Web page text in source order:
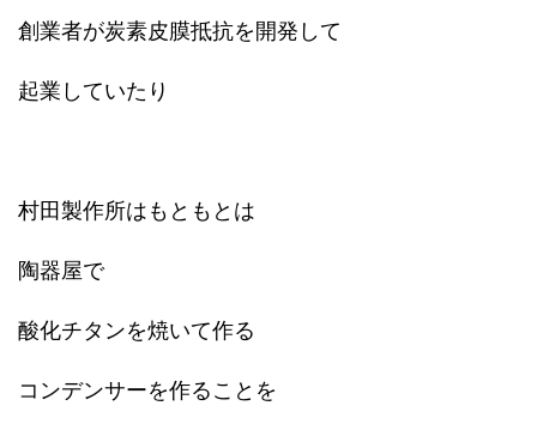
創業者が炭素皮膜抵抗を開発して
起業していたり
村田製作所はもともとは
陶器屋で
酸化チタンを焼いて作る
コンデンサーを作ることを